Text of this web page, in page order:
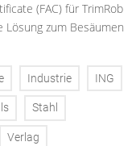
(FAC) für TrimRob
zum Besäumen
Industrie ING
Stahl
Verlag